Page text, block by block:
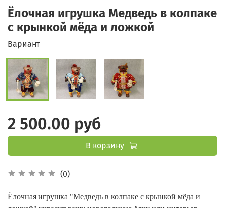
Ёлочная игрушка Медведь в колпаке
с крынкой мёда и ложкой
(0)
Вариант
2 500.00 руб
В корзину
Ёлочная игрушка "Медведь в колпаке с крынкой мёда и